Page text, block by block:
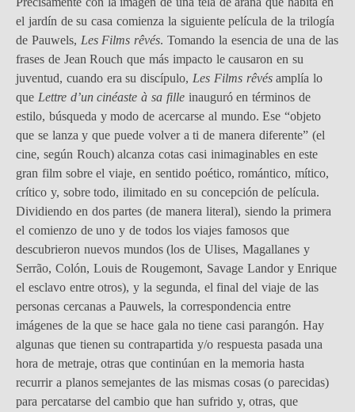
el jardín de su casa comienza la siguiente película de la trilogía
de Pauwels, Les Films rêvés. Tomando la esencia de una de las
frases de Jean Rouch que más impacto le causaron en su
juventud, cuando era su discípulo, Les Films rêvésamplía lo
que Lettre d’un cinéaste à sa filleinauguró en términos de
estilo, búsqueda y modo de acercarse al mundo. Ese “objeto
que se lanza y que puede volver a ti de manera diferente” (el
cine, según Rouch) alcanza cotas casi inimaginables en este
gran film sobre el viaje, en sentido poético, romántico, mítico,
crítico y, sobre todo, ilimitado en su concepción de película.
Dividiendo en dos partes (de manera literal), siendo la primera
el comienzo de uno y de todos los viajes famosos que
descubrieron nuevos mundos (los de Ulises, Magallanes y
Serrão, Colón, Louis de Rougemont, Savage Landor y Enrique
el esclavo entre otros), y la segunda, el final del viaje de las
personas cercanas a Pauwels, la correspondencia entre
imágenes de la que se hace gala no tiene casi parangón. Hay
algunas que tienen su contrapartida y/o respuesta pasada una
hora de metraje, otras que continúan en la memoria hasta
recurrir a planos semejantes de las mismas cosas (o parecidas)
para percatarse del cambio que han sufrido y, otras, que